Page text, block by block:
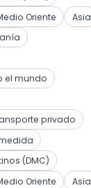
Oriente
Asia
el mundo
privado
(DMC)
Oriente
Asia